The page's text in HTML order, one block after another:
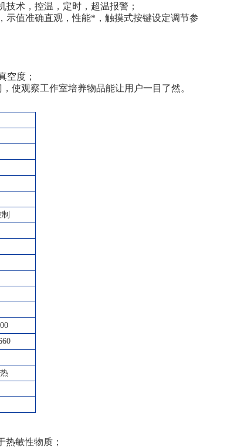
术，控温，定时，超温报警；
示值准确直观，性能*，触摸式按键设定调节参
空度；
使观察工作室培养物品能让用户一目了然。
敏性物质；